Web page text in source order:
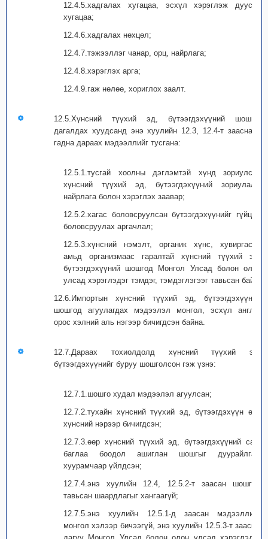
12.4.5.хадгалах хугацаа, эсхүл хэрэглэж дуусах
хугацаа;
12.4.6.хадгалах нөхцөл;
12.4.7.тэжээллэг чанар, орц, найрлага;
12.4.8.хэрэглэх арга;
12.4.9.гаж нөлөө, хориглох заалт.
12.5.Хүнсний түүхий эд, бүтээгдэхүүний шошго,
дагалдах хуудсанд энэ хуулийн 12.3, 12.4-т зааснаас
гадна дараах мэдээллийг тусгана:
12.5.1.тусгай хоолны дэглэмтэй хүнд зориулсан
хүнсний түүхий эд, бүтээгдэхүүний зориулалт,
найрлага болон хэрэглэх заавар;
12.5.2.хагас боловсруулсан бүтээгдэхүүнийг гүйцэд
боловсруулах аргачлал;
12.5.3.хүнсний нэмэлт, органик хүнс, хувиргасан
амьд организмаас гаралтай хүнсний түүхий эд,
бүтээгдэхүүний шошгод Монгол Улсад болон олон
улсад хэрэглэдэг тэмдэг, тэмдэглэгээг тавьсан байх.
12.6.Импортын хүнсний түүхий эд, бүтээгдэхүүний
шошгод агуулагдах мэдээлэл монгол, эсхүл англи,
орос хэлний аль нэгээр бичигдсэн байна.
12.7.Дараах тохиолдолд хүнсний түүхий эд,
бүтээгдэхүүнийг буруу шошголсон гэж үзнэ:
12.7.1.шошго худал мэдээлэл агуулсан;
12.7.2.тухайн хүнсний түүхий эд, бүтээгдэхүүн өөр
хүнсний нэрээр бичигдсэн;
12.7.3.өөр хүнсний түүхий эд, бүтээгдэхүүний сав,
баглаа боодол ашиглан шошгыг дуурайлгаж
хуурамчаар үйлдсэн;
12.7.4.энэ хуулийн 12.4, 12.5.2-т заасан шошгод
тавьсан шаардлагыг хангаагүй;
12.7.5.энэ хуулийн 12.5.1-д заасан мэдээллийг
монгол хэлээр бичээгүй, энэ хуулийн 12.5.3-т заасны